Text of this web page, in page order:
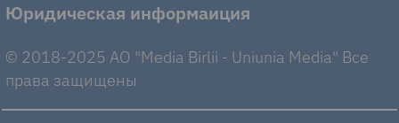
Юридическая информаиция
© 2018-2025 AO "Media Birlii - Uniunia Media" Все
права защищены